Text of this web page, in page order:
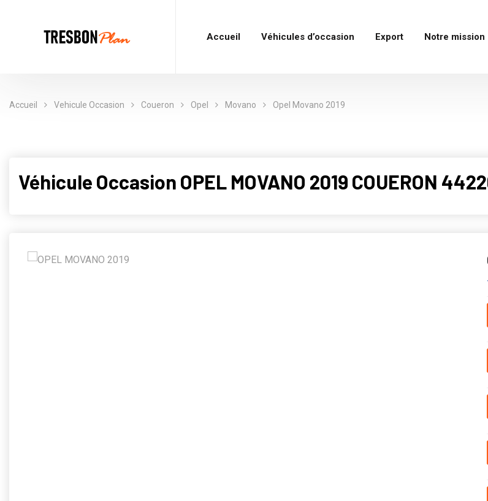
Accueil Véhicules d’occasion Export Notre mission
Accueil Vehicule Occasion Coueron Opel Movano Opel Movano 2019
Véhicule Occasion OPEL MOVANO 2019 COUERON